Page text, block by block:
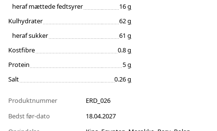
heraf mættede fedtsyrer
16 g
Kulhydrater
62 g
heraf sukker
61 g
Kostfibre
0.8 g
Protein
5 g
Salt
0.26 g
Produktnummer
ERD_026
Bedst før-dato
18.04.2027